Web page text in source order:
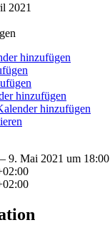
2021
hinzufügen
hinzufügen
hinzufügen
9. Mai 2021 um 18:00